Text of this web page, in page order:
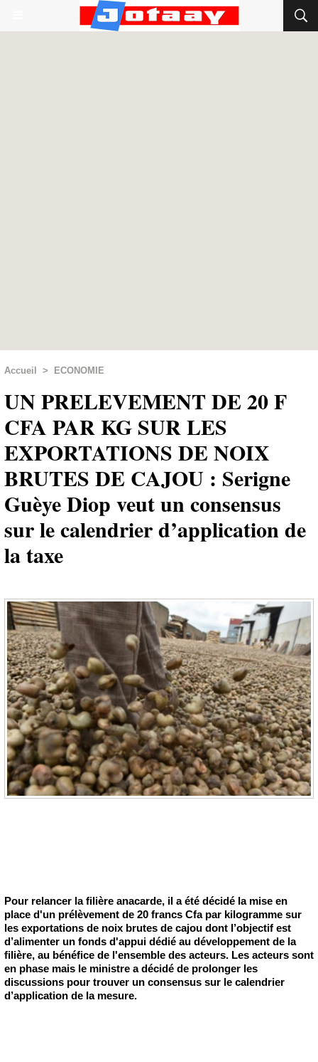
Accueil > ECONOMIE
UN PRELEVEMENT DE 20 F
CFA PAR KG SUR LES
EXPORTATIONS DE NOIX
BRUTES DE CAJOU : Serigne
Guèye Diop veut un consensus
sur le calendrier d’application de
la taxe
Pour relancer la filière anacarde, il a été décidé la mise en
place d'un prélèvement de 20 francs Cfa par kilogramme sur
les exportations de noix brutes de cajou dont l’objectif est
d’alimenter un fonds d'appui dédié au développement de la
filière, au bénéfice de l'ensemble des acteurs. Les acteurs sont
en phase mais le ministre a décidé de prolonger les
discussions pour trouver un consensus sur le calendrier
d’application de la mesure.